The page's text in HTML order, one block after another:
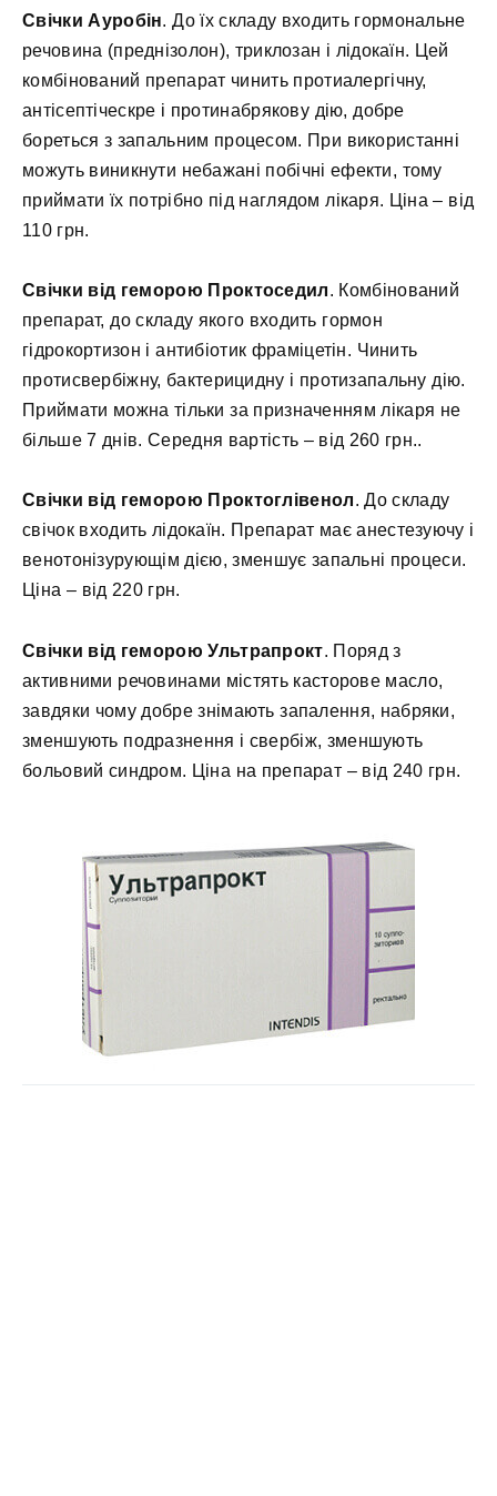
Свічки Ауробін. До їх складу входить гормональне
речовина (преднізолон), триклозан і лідокаїн. Цей
комбінований препарат чинить протиалергічну,
антісептіческре і протинабрякову дію, добре
бореться з запальним процесом. При використанні
можуть виникнути небажані побічні ефекти, тому
приймати їх потрібно під наглядом лікаря. Ціна – від
110 грн.
Свічки від геморою Проктоседил. Комбінований
препарат, до складу якого входить гормон
гідрокортизон і антибіотик фраміцетін. Чинить
протисвербіжну, бактерицидну і протизапальну дію.
Приймати можна тільки за призначенням лікаря не
більше 7 днів. Середня вартість – від 260 грн..
Свічки від геморою Проктоглівенол. До складу
свічок входить лідокаїн. Препарат має анестезуючу і
венотонізурующім дією, зменшує запальні процеси.
Ціна – від 220 грн.
Свічки від геморою Ультрапрокт. Поряд з
активними речовинами містять касторове масло,
завдяки чому добре знімають запалення, набряки,
зменшують подразнення і свербіж, зменшують
больовий синдром. Ціна на препарат – від 240 грн.